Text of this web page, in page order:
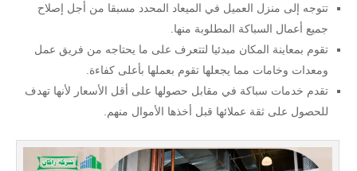
تتوجه إلى منزل العميل في الميعاد المحدد مسبقا من أجل إصلاح
جميع أعمال السباكة المطلوبة منها.
تقوم بمعاينة المكان مبدئيا لتتعرف على ما يحتاجه من فريق عمل
ومعدات وخامات مما يجعلها تقوم بعملها بأعلى كفاءة.
تقدم خدمات سباكة في مقابل حصولها على أقل الأسعار لأنها تهدف
للحصول على ثقة عملائها قبل أخذها الأموال منهم.